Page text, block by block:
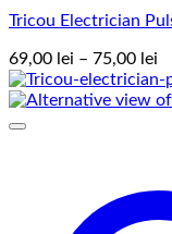
Tricou Electrician
69,00 lei – 75,00 lei